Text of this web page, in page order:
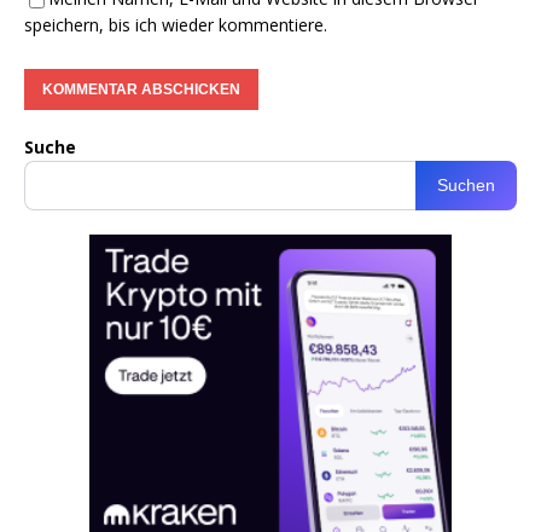
speichern, bis ich wieder kommentiere.
Suche
Suchen